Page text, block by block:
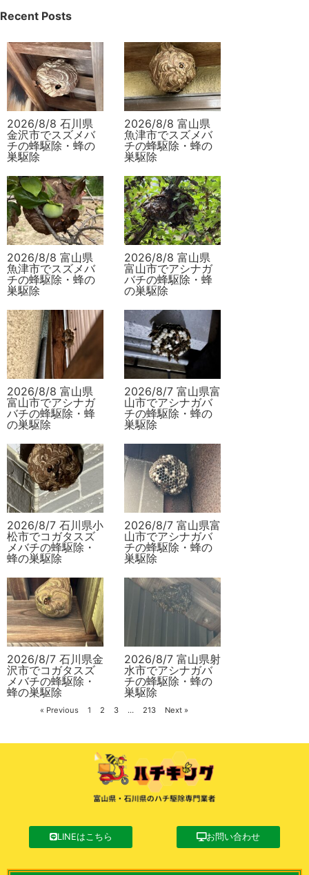
Recent Posts
2026/8/8 石川県
金沢市でスズメバ
チの蜂駆除・蜂の
巣駆除
2026/8/8 富山県
魚津市でスズメバ
チの蜂駆除・蜂の
巣駆除
2026/8/8 富山県
魚津市でスズメバ
チの蜂駆除・蜂の
巣駆除
2026/8/8 富山県
富山市でアシナガ
バチの蜂駆除・蜂
の巣駆除
2026/8/8 富山県
富山市でアシナガ
バチの蜂駆除・蜂
の巣駆除
2026/8/7 富山県富
山市でアシナガバ
チの蜂駆除・蜂の
巣駆除
2026/8/7 石川県小
松市でコガタスズ
メバチの蜂駆除・
蜂の巣駆除
2026/8/7 富山県富
山市でアシナガバ
チの蜂駆除・蜂の
巣駆除
2026/8/7 石川県金
沢市でコガタスズ
メバチの蜂駆除・
蜂の巣駆除
2026/8/7 富山県射
水市でアシナガバ
チの蜂駆除・蜂の
巣駆除
« Previous 1 2 3 … 213 Next »
LINEはこちら お問い合わせ